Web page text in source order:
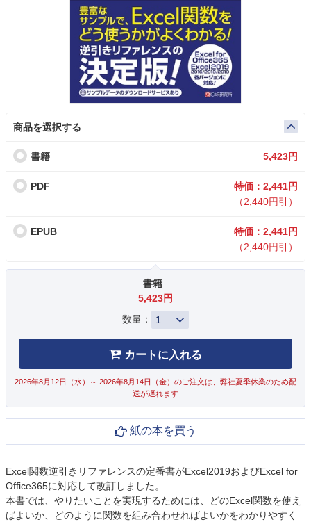
商品を選択する
書籍 5,423円
PDF
特価：2,441円
（2,440円引）
EPUB
特価：2,441円
（2,440円引）
書籍
5,423円
数量：
カートに入れる
2026年8月12日（水）～ 2026年8月14日（金）のご注文は、弊社夏季休業のため配
送が遅れます
紙の本を買う
Excel関数逆引きリファレンスの定番書がExcel2019およびExcel for
Office365に対応して改訂しました。
本書では、やりたいことを実現するためには、どのExcel関数を使え
ばよいか、どのように関数を組み合わせればよいかをわかりやすく